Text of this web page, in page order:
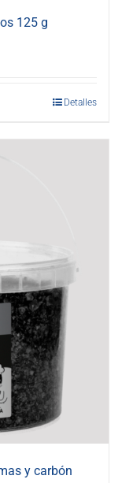
125 g
Detalles
y carbón